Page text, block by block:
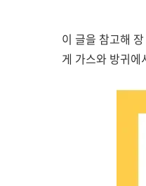
이 글을 참고해
게 가스와 방귀